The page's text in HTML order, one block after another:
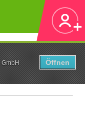
GmbH
Öffnen